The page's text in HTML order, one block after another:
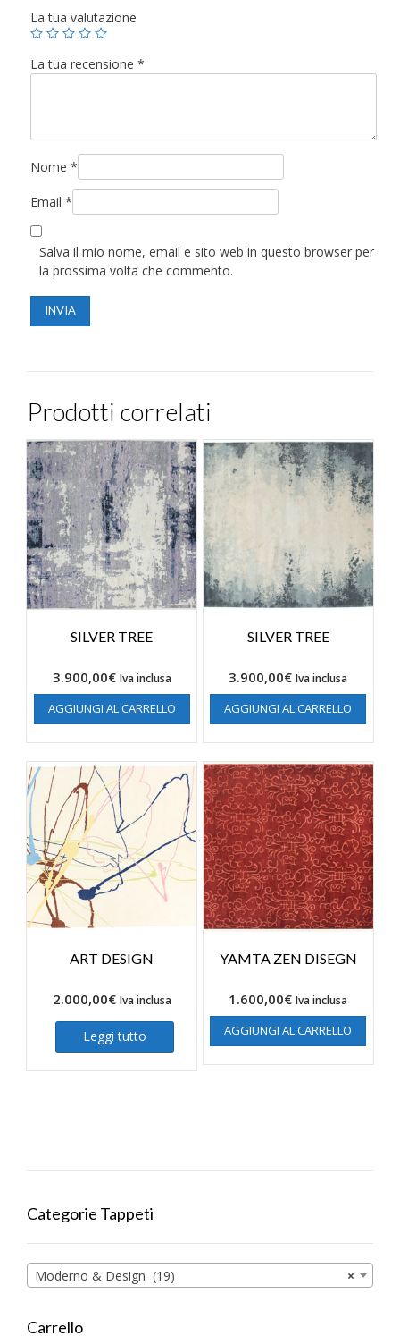
La tua valutazione
La tua recensione *
Nome *
Email *
Salva il mio nome, email e sito web in questo browser per
la prossima volta che commento.
Prodotti correlati
SILVER TREE
3.900,00€ Iva inclusa
AGGIUNGI AL CARRELLO
SILVER TREE
3.900,00€ Iva inclusa
AGGIUNGI AL CARRELLO
ART DESIGN
2.000,00€ Iva inclusa
Leggi tutto
YAMTA ZEN DISEGN
1.600,00€ Iva inclusa
AGGIUNGI AL CARRELLO
Categorie Tappeti
×
Moderno & Design (19)
Carrello